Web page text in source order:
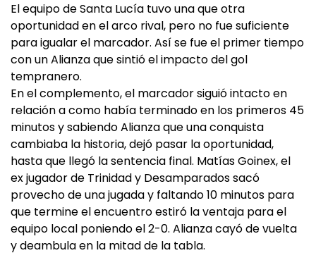
El equipo de Santa Lucía tuvo una que otra
oportunidad en el arco rival, pero no fue suficiente
para igualar el marcador. Así se fue el primer tiempo
con un Alianza que sintió el impacto del gol
tempranero.
En el complemento, el marcador siguió intacto en
relación a como había terminado en los primeros 45
minutos y sabiendo Alianza que una conquista
cambiaba la historia, dejó pasar la oportunidad,
hasta que llegó la sentencia final. Matías Goinex, el
ex jugador de Trinidad y Desamparados sacó
provecho de una jugada y faltando 10 minutos para
que termine el encuentro estiró la ventaja para el
equipo local poniendo el 2-0. Alianza cayó de vuelta
y deambula en la mitad de la tabla.